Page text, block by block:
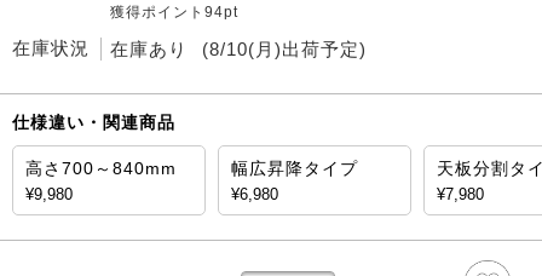
獲得ポイント94pt
在庫状況 在庫あり (8/10(月)出荷予定)
仕様違い・関連商品
高さ700～840mm
¥9,980
幅広昇降タイプ
¥6,980
天板分割タ
¥7,980